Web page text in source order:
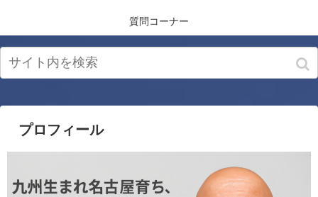
質問コーナー
プロフィール